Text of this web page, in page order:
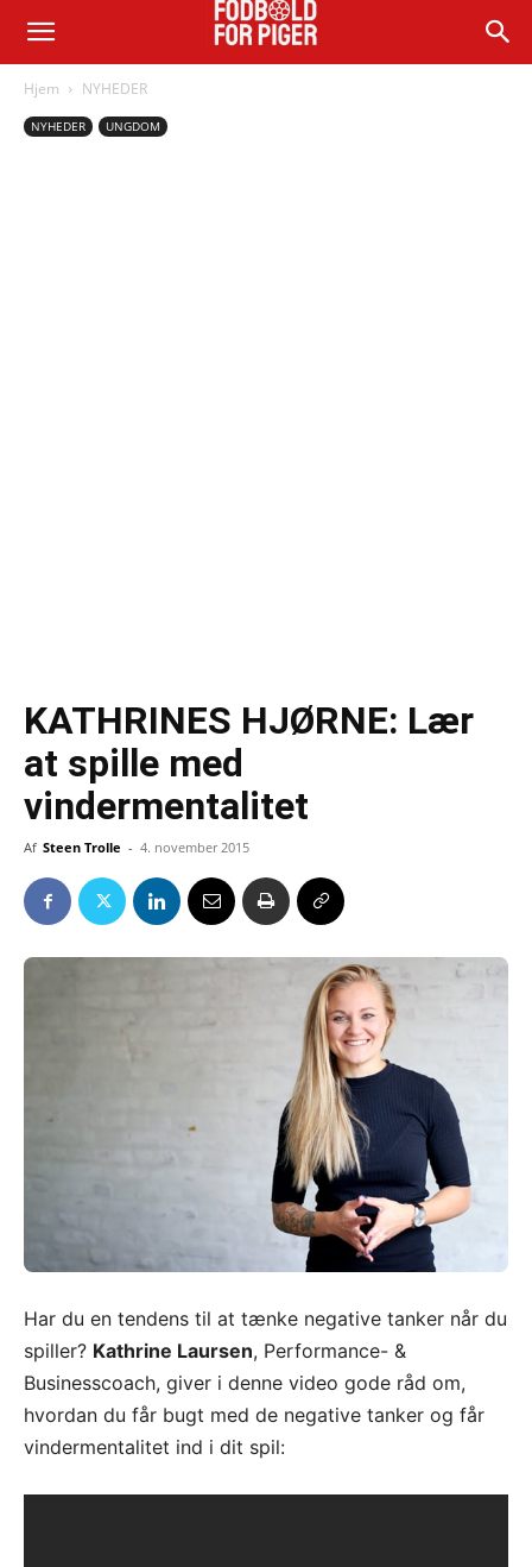
Hjem NYHEDER
NYHEDER UNGDOM
KATHRINES HJØRNE: Lær
at spille med
vindermentalitet
Af Steen Trolle - 4. november 2015
Har du en tendens til at tænke negative tanker når du
spiller? Kathrine Laursen, Performance- &
Businesscoach, giver i denne video gode råd om,
hvordan du får bugt med de negative tanker og får
vindermentalitet ind i dit spil: